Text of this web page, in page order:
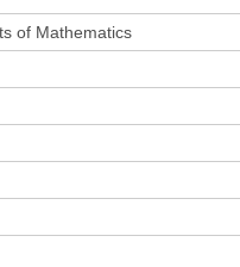
of Mathematics